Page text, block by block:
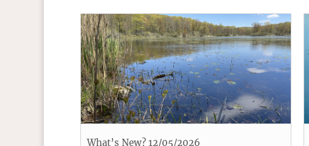
What’s New? 12/05/2026